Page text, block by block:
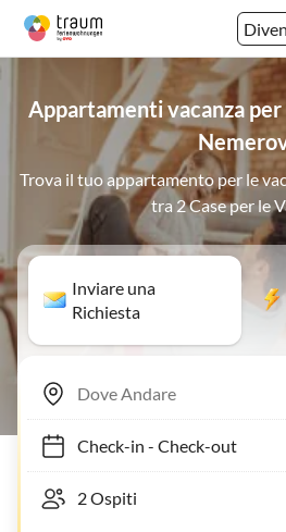
Appartamenti vacanza
Trova il tuo appartamento per le
tra 2 Case per le
Inviare una
Richiesta
Check-in- Check-out